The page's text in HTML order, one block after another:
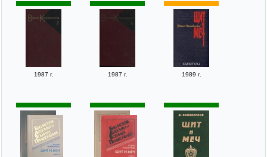
1987 г. 1987 г. 1989 г.